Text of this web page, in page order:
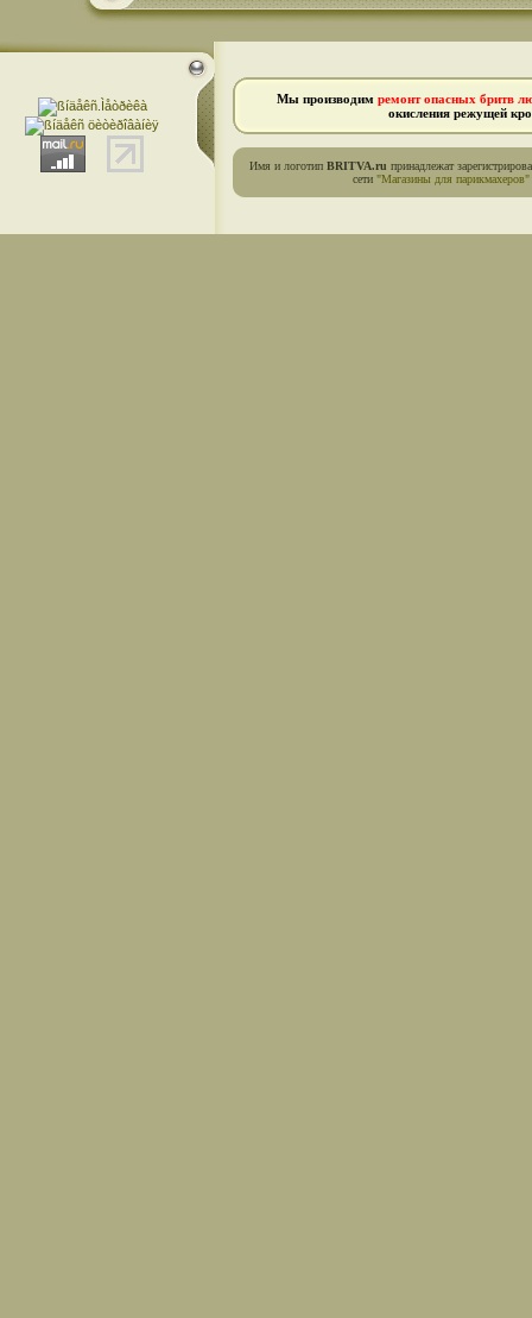
Мы производим ремонт опасных бритв
окисления режущей
Имя и логотип BRITVA.ru принадлежат
сети "Магазины для парикмахеров"